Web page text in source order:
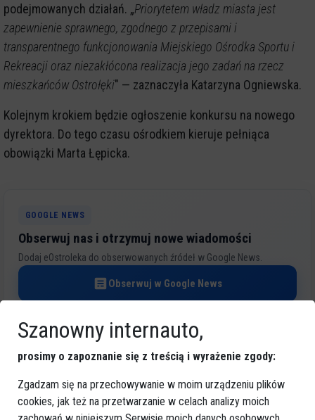
podejmowanych działań. „Priorytetem władz miasta jest
zapewnienie sprawnego, zgodnego z przepisami i
transparentnego funkcjonowania Miejskiego Ośrodka Sportu i
Rekreacji oraz niezakłócona realizacja jego zadań na rzecz
mieszkańców Ostrołęki" — zaznaczyła Katarzyna Ogniewska.
Kolejnym krokiem będzie ogłoszenie konkursu na nowego
dyrektora. Do tego czasu ośrodkiem kieruje pełniąca
obowiązki Marta Łępicka.
GOOGLE NEWS
Obserwuj nas i otrzymuj nowe wiadomości
Dodaj eOstroleka do obserwowanych źródeł w Google News.
Obserwuj w Google News
REKLAMA
Szanowny internauto,
prosimy o zapoznanie się z treścią i wyrażenie zgody:
Zgadzam się na przechowywanie w moim urządzeniu plików
cookies, jak też na przetwarzanie w celach analizy moich